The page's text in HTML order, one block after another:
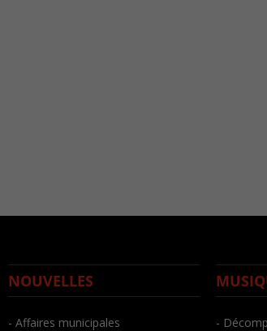
NOUVELLES
- Affaires municipales
-